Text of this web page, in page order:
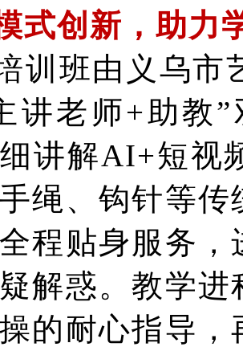
式创新，助力
训班由义乌市
讲老师+助教
讲解AI+短视
绳、钩针等
程贴身服务
解惑。教学
的耐心指导